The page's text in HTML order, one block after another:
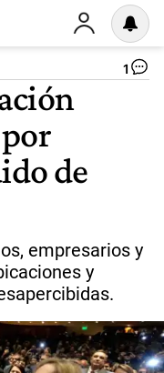
1
de
empresarios y
y